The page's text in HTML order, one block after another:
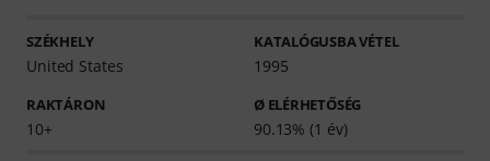
SZÉKHELY
United States
KATALÓGUSBA VÉTEL
1995
RAKTÁRON
10+
Ø ELÉRHETŐSÉG
90.13% (1 év)